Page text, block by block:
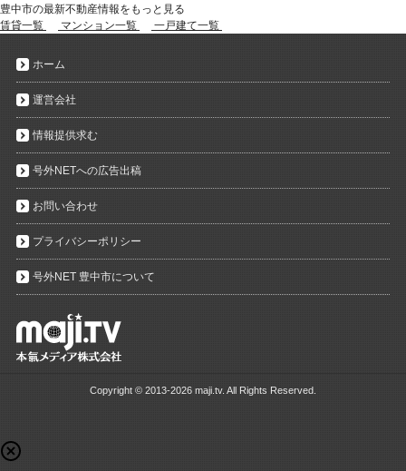
豊中市の最新不動産情報をもっと見る
賃貸一覧
マンション一覧 一戸建て一覧
ホーム
運営会社
情報提供求む
号外NETへの広告出稿
お問い合わせ
プライバシーポリシー
号外NET 豊中市について
Copyright © 2013-2026 maji.tv. All Rights Reserved.